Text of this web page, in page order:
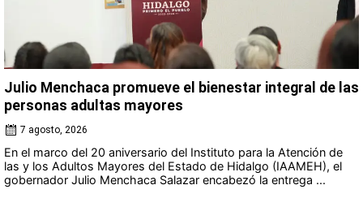
Julio Menchaca promueve el bienestar integral de las
personas adultas mayores
7 agosto, 2026
En el marco del 20 aniversario del Instituto para la Atención de
las y los Adultos Mayores del Estado de Hidalgo (IAAMEH), el
gobernador Julio Menchaca Salazar encabezó la entrega ...